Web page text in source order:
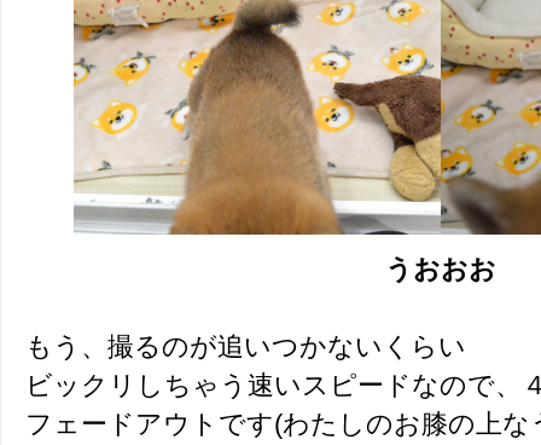
うおおお
もう、撮るのが追いつかないくらい
ビックリしちゃう速いスピードなので、
フェードアウトです(わたしのお膝の上な